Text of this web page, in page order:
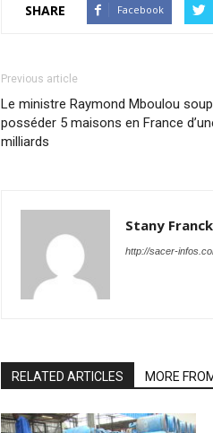
SHARE Facebook
Previous article
Le ministre Raymond Mboulou
posséder 5 maisons en France
milliards
Stany Franck
http://sacer-
RELATED ARTICLES MORE